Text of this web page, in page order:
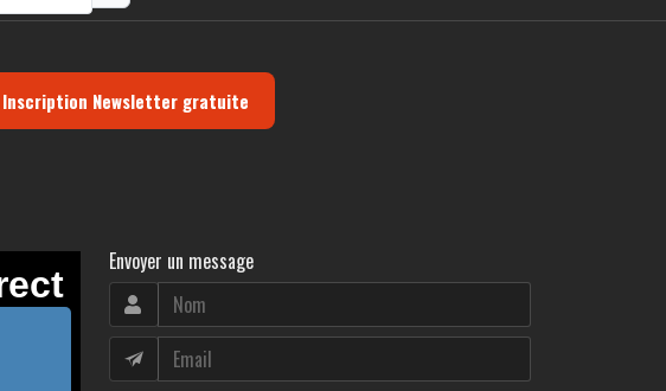
Inscription Newsletter gratuite
Envoyer un message